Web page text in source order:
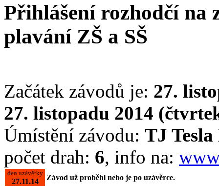
Přihlášení rozhodčí na
plavání ZŠ a SŠ
Začátek závodů je: 27.
27. listopadu 2014
Úmístění závodu: TJ
počet drah: 6, info na:
den uzávěrky
27.11.14 Závod už proběhl nebo je po uzávěrce.